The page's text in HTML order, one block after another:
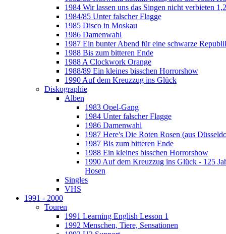
1984 Wir lassen uns das Singen nicht verbieten
1984/85 Unter falscher Flagge
1985 Disco in Moskau
1986 Damenwahl
1987 Ein bunter Abend für eine schwarze
1988 Bis zum bitteren Ende
1988 A Clockwork Orange
1988/89 Ein kleines bisschen Horrorshow
1990 Auf dem Kreuzzug ins Glück
Diskographie
Alben
1983 Opel-Gang
1984 Unter falscher Flagge
1986 Damenwahl
1987 Here's Die Roten Rosen (aus
1987 Bis zum bitteren Ende
1988 Ein kleines bisschen Horrorshow
1990 Auf dem Kreuzzug ins Glück - 125
Hosen
Singles
VHS
1991 - 2000
Touren
1991 Learning English Lesson 1
1992 Menschen, Tiere, Sensationen